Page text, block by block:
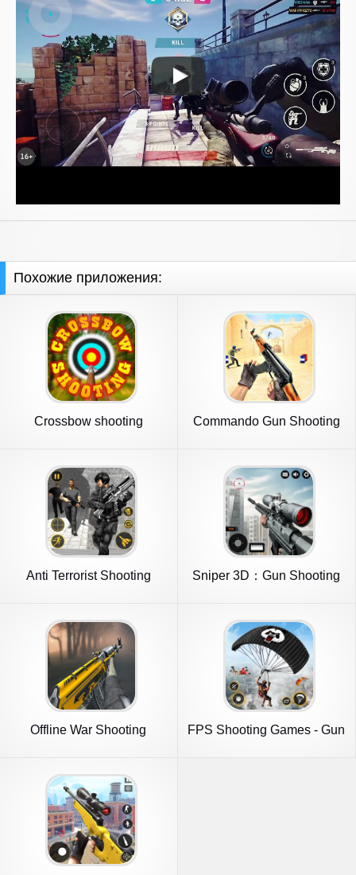
Похожие приложения:
Crossbow shooting
Commando Gun Shooting
Anti Terrorist Shooting
Sniper 3D：Gun Shooting
Offline War Shooting
FPS Shooting Games - Gun